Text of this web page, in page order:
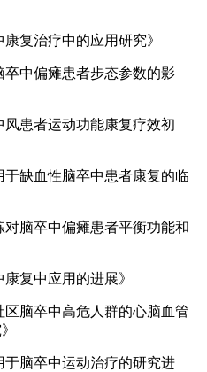
复治疗中的应用研究》
中偏瘫患者步态参数的影
患者运动功能康复疗效初
缺血性脑卒中患者康复的临
脑卒中偏瘫患者平衡功能和
复中应用的进展》
脑卒中高危人群的心脑血管
脑卒中运动治疗的研究进